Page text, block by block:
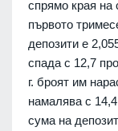
спрямо края на
първото
депозити е
спада с 12,7
г. броят им
намалява с
сума на